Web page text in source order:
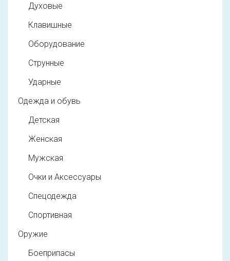
Духовые
Клавишные
Оборудование
Струнные
Ударные
Одежда и обувь
Детская
Женская
Мужская
Очки и Аксессуары
Спецодежда
Спортивная
Оружие
Боеприпасы